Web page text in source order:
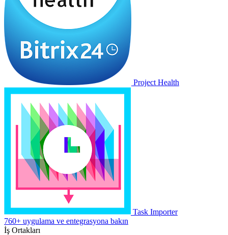
Project Health
Task Importer
760+ uygulama ve entegrasyona bakın
İş Ortakları